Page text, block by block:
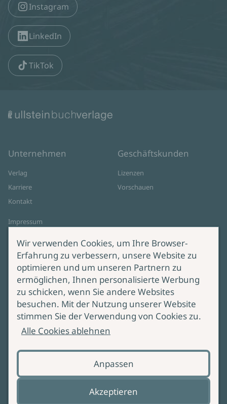
Instagram
LinkedIn
TikTok
Unternehmen
Verlag
Karriere
Kontakt
Impressum
Cookie-Einstellungen
AGB Online Shop
Geschäftskunden
Lizenzen
Vorschauen
Service
Lieferung & Versand
Produktsicherheit
Bei Fragen zur Produktsicherheit
wenden Sie sich bitte an
Wir verwenden Cookies, um Ihre Browser-
Erfahrung zu verbessern, unsere Website zu
optimieren und um unseren Partnern zu
ermöglichen, Ihnen personalisierte Werbung
zu schicken, wenn Sie andere Websites
besuchen. Mit der Nutzung unserer Website
stimmen Sie der Verwendung von Cookies zu.
Alle Cookies ablehnen
Anpassen
Akzeptieren